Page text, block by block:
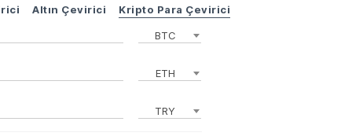
Altın Çevirici Kripto Para Çevirici
BTC
ETH
TRY